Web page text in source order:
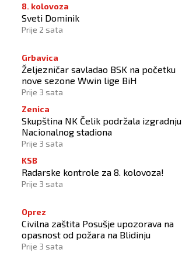
8. kolovoza
Sveti Dominik
Prije 2 sata
Grbavica
Željezničar savladao BSK na početku
nove sezone Wwin lige BiH
Prije 3 sata
Zenica
Skupština NK Čelik podržala izgradnju
Nacionalnog stadiona
Prije 3 sata
KSB
Radarske kontrole za 8. kolovoza!
Prije 3 sata
Oprez
Civilna zaštita Posušje upozorava na
opasnost od požara na Blidinju
Prije 3 sata